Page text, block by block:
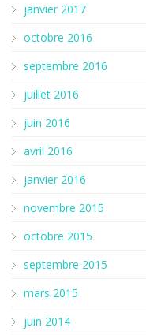
janvier 2017
octobre 2016
septembre 2016
juillet 2016
juin 2016
avril 2016
janvier 2016
novembre 2015
octobre 2015
septembre 2015
mars 2015
juin 2014